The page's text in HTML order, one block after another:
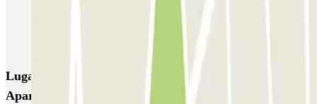
IC Plaza Constitución
COPARK Alcaidesa - La Marina Gibraltar Sta Bárbara
Lugares y eventos interesantes cerca de IC
Aparcamiento Centro